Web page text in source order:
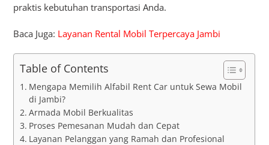
praktis kebutuhan transportasi Anda.
Baca Juga: Layanan Rental Mobil Terpercaya Jambi
Table of Contents
Mengapa Memilih Alfabil Rent Car untuk Sewa Mobil
di Jambi?
Armada Mobil Berkualitas
Proses Pemesanan Mudah dan Cepat
Layanan Pelanggan yang Ramah dan Profesional